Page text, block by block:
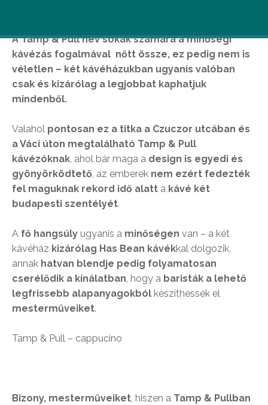
A Tamp & Pull név sokak számára a minőségi
kávézás fogalmával nőtt össze, ez pedig nem is
véletlen – két kávéházukban ugyanis valóban
csak és kizárólag a legjobbat kaphatjuk
mindenből.
Valahol pontosan ez a titka a Czuczor utcában és
a Váci úton megtalálható Tamp & Pull
kávézóknak, ahol bár maga a design is egyedi és
gyönyörködtető, az emberek nem ezért fedezték
fel maguknak rekord idő alatt a kávé két
budapesti szentélyét.
A fő hangsúly ugyanis a minőségen van – a két
kávéház kizárólag Has Bean kávékkal dolgozik,
annak hatvan blendje pedig folyamatosan
cserélődik a kínálatban, hogy a baristák a lehető
legfrissebb alapanyagokból készíthessék el
mesterműveiket.
Tamp & Pull – cappucino
Bizony, mesterműveiket, hiszen a Tamp & Pullban